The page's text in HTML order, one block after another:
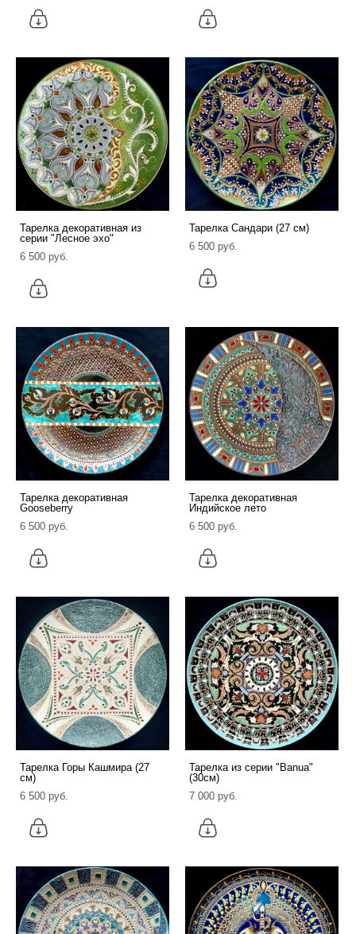
Тарелка декоративная из
серии "Лесное эхо"
6 500 pуб.
Тарелка Сандари (27 см)
6 500 pуб.
Тарелка декоративная
Gooseberry
6 500 pуб.
Тарелка декоративная
Индийское лето
6 500 pуб.
Тарелка Горы Кашмира (27
см)
6 500 pуб.
Тарелка из серии "Banua"
(30см)
7 000 pуб.